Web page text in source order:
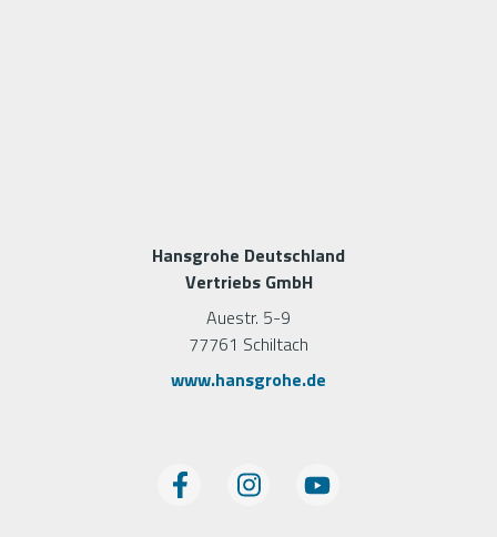
Hansgrohe Deutschland
Vertriebs GmbH
Auestr. 5-9
77761 Schiltach
www.hansgrohe.de